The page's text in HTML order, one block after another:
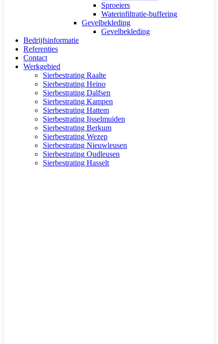
Sproeiers
Waterinfiltratie-buffering
Gevelbekleding
Gevelbekleding
Bedrijfsinformatie
Referenties
Contact
Werkgebied
Sierbestrating Raalte
Sierbestrating Heino
Sierbestrating Dalfsen
Sierbestrating Kampen
Sierbestrating Hattem
Sierbestrating Ijsselmuiden
Sierbestrating Berkum
Sierbestrating Wezep
Sierbestrating Nieuwleusen
Sierbestrating Oudleusen
Sierbestrating Hasselt